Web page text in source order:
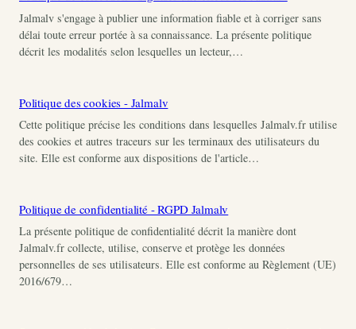
Jalmalv s'engage à publier une information fiable et à corriger sans
délai toute erreur portée à sa connaissance. La présente politique
décrit les modalités selon lesquelles un lecteur,…
Politique des cookies - Jalmalv
Cette politique précise les conditions dans lesquelles Jalmalv.fr utilise
des cookies et autres traceurs sur les terminaux des utilisateurs du
site. Elle est conforme aux dispositions de l'article…
Politique de confidentialité - RGPD Jalmalv
La présente politique de confidentialité décrit la manière dont
Jalmalv.fr collecte, utilise, conserve et protège les données
personnelles de ses utilisateurs. Elle est conforme au Règlement (UE)
2016/679…